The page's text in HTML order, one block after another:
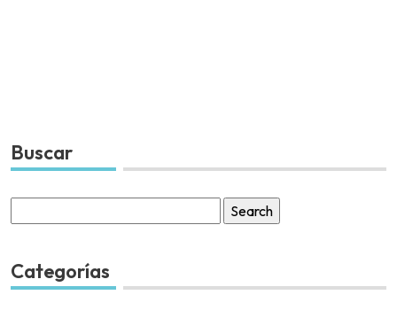
Buscar
for:
Categorías